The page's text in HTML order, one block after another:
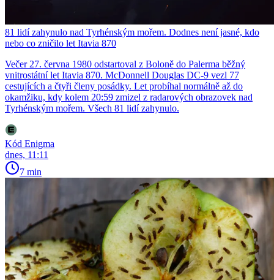
81 lidí zahynulo nad Tyrhénským mořem. Dodnes není jasné, kdo
nebo co zničilo let Itavia 870
Večer 27. června 1980 odstartoval z Boloně do Palerma běžný
vnitrostátní let Itavia 870. McDonnell Douglas DC-9 vezl 77
cestujících a čtyři členy posádky. Let probíhal normálně až do
okamžiku, kdy kolem 20:59 zmizel z radarových obrazovek nad
Tyrhénským mořem. Všech 81 lidí zahynulo.
Kód Enigma
dnes, 11:11
7 min